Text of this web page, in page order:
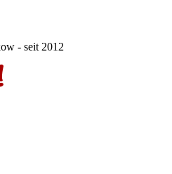
- seit 2012